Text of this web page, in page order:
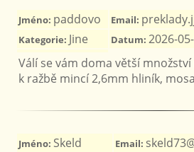
Jméno: paddovo Email:
Kategorie: Jine Datum: 2026-
Válí se vám doma větší
k ražbě mincí 2,6mm hliník,
Jméno: Skeld Email: